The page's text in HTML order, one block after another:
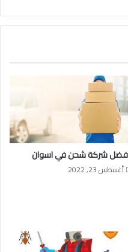
شركة شحن في اسوان
أغسطس 23, 2022